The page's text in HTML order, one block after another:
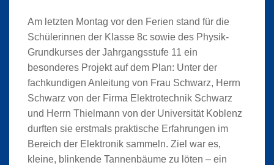
Am letzten Montag vor den Ferien stand für die
Schülerinnen der Klasse 8c sowie des Physik-
Grundkurses der Jahrgangsstufe 11 ein
besonderes Projekt auf dem Plan: Unter der
fachkundigen Anleitung von Frau Schwarz, Herrn
Schwarz von der Firma Elektrotechnik Schwarz
und Herrn Thielmann von der Universität Koblenz
durften sie erstmals praktische Erfahrungen im
Bereich der Elektronik sammeln. Ziel war es,
kleine, blinkende Tannenbäume zu löten – ein